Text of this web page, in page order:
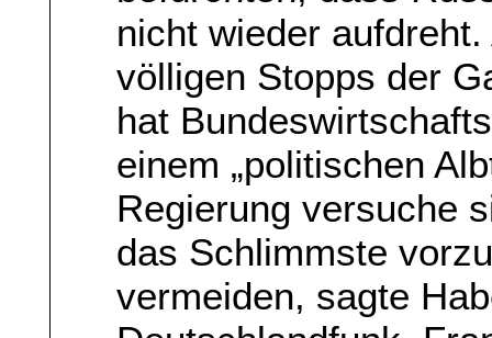
nicht wieder
völligen Stopps der
hat
einem „politischen
Regierung versuche
das Schlimmste
vermeiden, sagte